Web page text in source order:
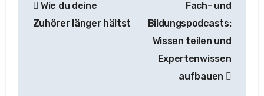
Wie du deine
Zuhörer länger hältst
Fach- und
Bildungspodcasts:
Wissen teilen und
Expertenwissen
aufbauen